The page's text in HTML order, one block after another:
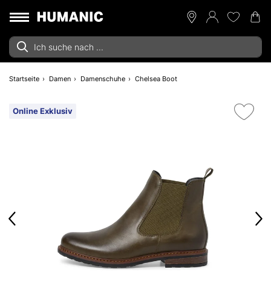
Startseite Damen Damenschuhe Chelsea Boot
Online Exklusiv